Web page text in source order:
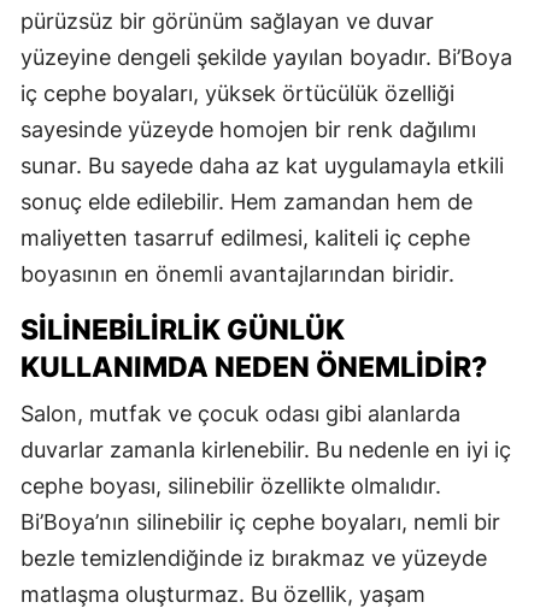
pürüzsüz bir görünüm sağlayan ve duvar
yüzeyine dengeli şekilde yayılan boyadır. Bi’Boya
iç cephe boyaları, yüksek örtücülük özelliği
sayesinde yüzeyde homojen bir renk dağılımı
sunar. Bu sayede daha az kat uygulamayla etkili
sonuç elde edilebilir. Hem zamandan hem de
maliyetten tasarruf edilmesi, kaliteli iç cephe
boyasının en önemli avantajlarından biridir.
SILINEBILIRLIK GÜNLÜK
KULLANIMDA NEDEN ÖNEMLIDIR?
Salon, mutfak ve çocuk odası gibi alanlarda
duvarlar zamanla kirlenebilir. Bu nedenle en iyi iç
cephe boyası, silinebilir özellikte olmalıdır.
Bi’Boya’nın silinebilir iç cephe boyaları, nemli bir
bezle temizlendiğinde iz bırakmaz ve yüzeyde
matlaşma oluşturmaz. Bu özellik, yaşam